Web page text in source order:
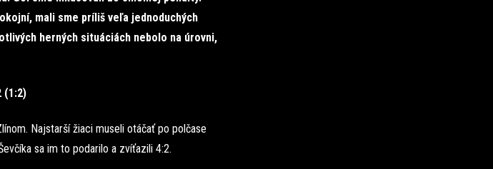
mali sme príliš veľa jednoduchých
herných situáciách nebolo na úrovni,
(1:2)
Najstarší žiaci museli otáčať po polčase
sa im to podarilo a zvíťazili 4:2.